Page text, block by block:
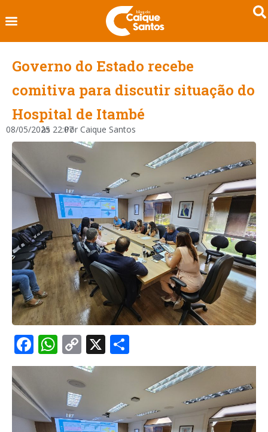
Governo do Estado recebe
comitiva para discutir situação do
Hospital de Itambé
08/05/2025
às 22:07
Por Caique Santos
Facebook
WhatsApp
Copy
Link
X